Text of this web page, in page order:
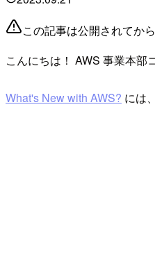
この記事は公開されてか
こんにちは！ AWS 事業本部
What's New with AWS? には